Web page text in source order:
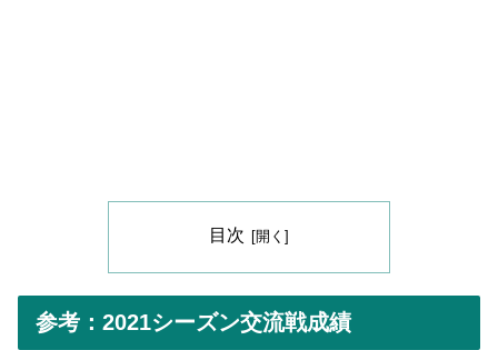
目次
参考：2021シーズン交流戦成績